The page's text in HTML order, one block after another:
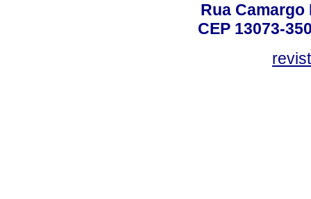
Rua Camargo
CEP 13073-